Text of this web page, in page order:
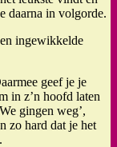
daarna in volgorde.
ingewikkelde
geef je je
in z’n hoofd laten
gingen weg’,
zo hard dat je het